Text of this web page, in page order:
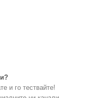
и го тествайте!